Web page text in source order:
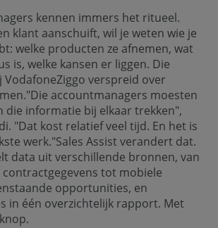
kennen immers het ritueel.
klant aanschuift, wil je weten wie je
welke producten ze afnemen, wat
is, welke kansen er liggen. Die
verspreid over
accountmanagers moesten
die informatie bij elkaar trekken",
"Dat kost relatief veel tijd. En het is
werk."Sales Assist verandert dat.
data uit verschillende bronnen, van
tot mobiele
opportunities, en
in één overzichtelijk rapport. Met